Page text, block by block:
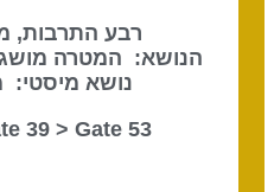
רבע התרבות,
הנושא: המטרה
נושא מיסטי:
53 Gate 52 <
39 > Gate